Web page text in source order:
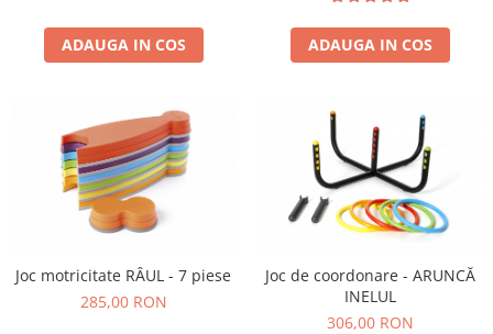
ADAUGA IN COS ADAUGA IN COS
Joc motricitate RÂUL - 7 piese
285,00 RON
Joc de coordonare - ARUNCĂ
INELUL
306,00 RON